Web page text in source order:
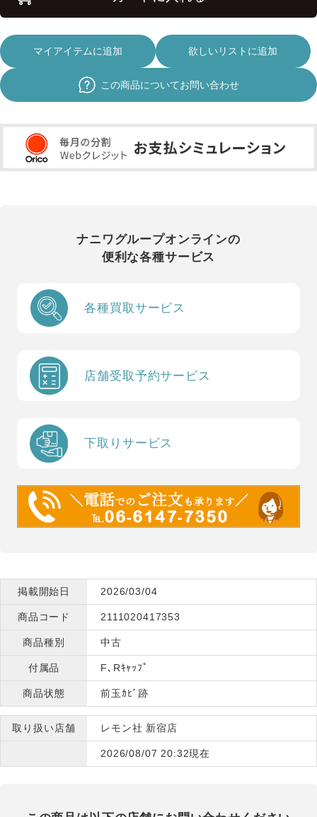
マイアイテムに追加 欲しいリストに追加
この商品についてお問い合わせ
ナニワグループオンラインの
便利な各種サービス
各種買取サービス
店舗受取予約サービス
下取りサービス
掲載開始日 2026/03/04
商品コード 2111020417353
商品種別 中古
付属品 F､Rｷｬｯﾌﾟ
商品状態 前玉ｶﾋﾞ跡
取り扱い店舗 レモン社 新宿店
2026/08/07 20:32現在